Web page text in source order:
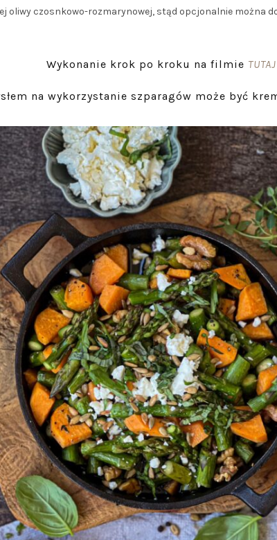
oliwy czosnkowo-rozmarynowej, stąd opcjonalnie można
Wykonanie krok po kroku na filmie TUTAJ
na wykorzystanie szparagów może być